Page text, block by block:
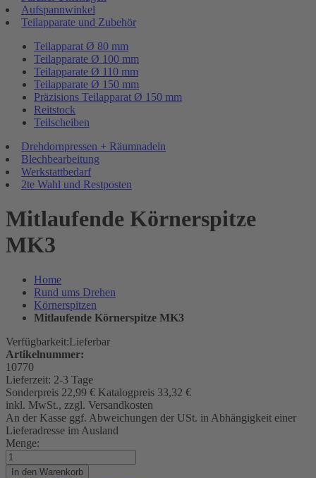
Aufspannwinkel
Teilapparate und Zubehör
Teilapparat Ø 80 mm
Teilapparate Ø 100 mm
Teilapparate Ø 110 mm
Teilapparate Ø 150 mm
Präzisions Teilapparat Ø 150 mm
Reitstock
Teilscheiben
Drehdornpressen + Räumnadeln
Blechbearbeitung
Werkstattbedarf
2te Wahl und Restposten
Mitlaufende Körnerspitze
MK3
Home
Rund ums Drehen
Körnerspitzen
Mitlaufende Körnerspitze MK3
Verfügbarkeit:Lieferbar
Artikelnummer:
10770
Lieferzeit: 2-3 Tage
Sonderpreis 22,99 € Katalogpreis 33,32 €
inkl. MwSt., zzgl. Versandkosten
An der Kasse ggf. Abweichungen der USt. in Abhängigkeit einer
Lieferadresse im Ausland
Menge:
In den Warenkorb